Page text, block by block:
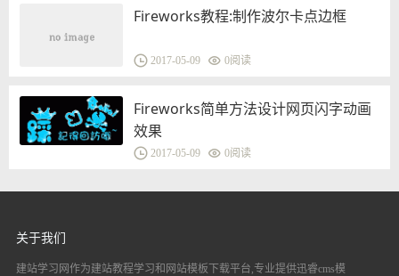
Fireworks教程:制作波尔卡点边框
2017-05-09 0阅读
Fireworks简单方法设计网页闪字动画
效果
2017-05-09 0阅读
关于我们
建站学习网作为建站教程学习和网站模板下载平台,专业提供迅睿cms模